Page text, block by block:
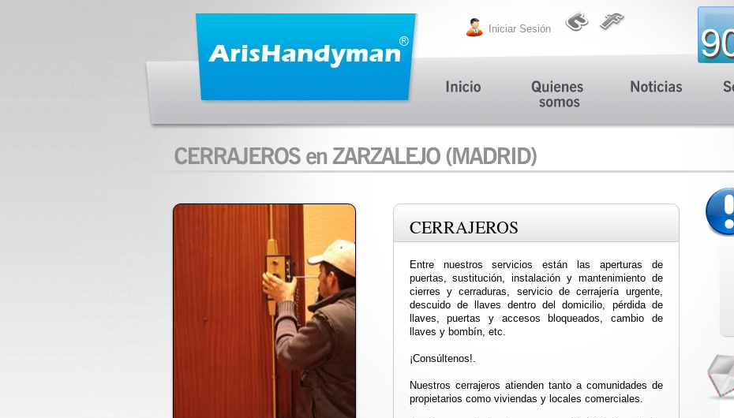
Iniciar Sesión
CERRAJEROS
Entre nuestros servicios están las aperturas de
puertas, sustitución, instalación y mantenimiento de
cierres y cerraduras, servicio de cerrajería urgente,
descuido de llaves dentro del domicilio, pérdida de
llaves, puertas y accesos bloqueados, cambio de
llaves y bombín, etc.
¡Consúltenos!.
Nuestros cerrajeros atienden tanto a comunidades de
propietarios como viviendas y locales comerciales.